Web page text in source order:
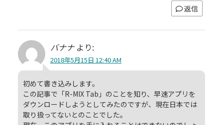
返信
バナナ より:
2018年5月15日 12:40 AM
初めて書き込みします。
この記事で「R-MIX Tab」のことを知り、早速アプリを
ダウンロードしようとしてみたのですが、現在日本では
取り扱ってないとのことでした。